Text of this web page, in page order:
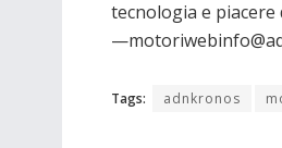
tecnologia e piacere
Tags: adnkronos